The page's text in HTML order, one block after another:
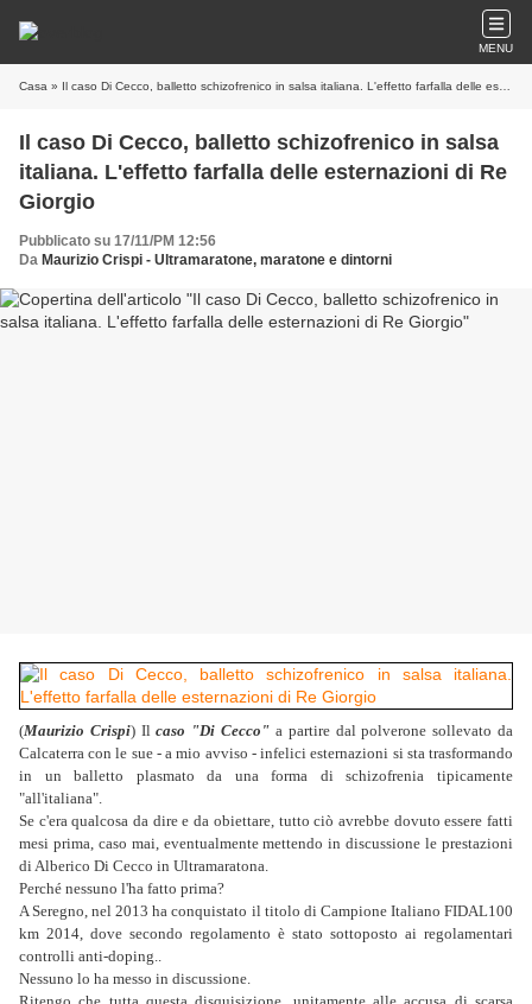
MENU
Casa » Il caso Di Cecco, balletto schizofrenico in salsa italiana. L'effetto farfalla delle esternazioni di Re Giorgio
Il caso Di Cecco, balletto schizofrenico in salsa
italiana. L'effetto farfalla delle esternazioni di Re
Giorgio
Pubblicato su 17/11/PM 12:56
Da Maurizio Crispi - Ultramaratone, maratone e dintorni
(Maurizio Crispi) Ilcaso "Di Cecco" a partire dal polverone sollevato da
Calcaterra con le sue - a mio avviso - infelici esternazioni si sta trasformando
in un balletto plasmato da una forma di schizofrenia tipicamente
"all'italiana".
Se c'era qualcosa da dire e da obiettare, tutto ciò avrebbe dovuto essere fatti
mesi prima, caso mai, eventualmente mettendo in discussione le prestazioni
di Alberico Di Cecco in Ultramaratona.
Perché nessuno l'ha fatto prima?
A Seregno, nel 2013 ha conquistato il titolo di Campione Italiano FIDAL100
km 2014, dove secondo regolamento è stato sottoposto ai regolamentari
controlli anti-doping..
Nessuno lo ha messo in discussione.